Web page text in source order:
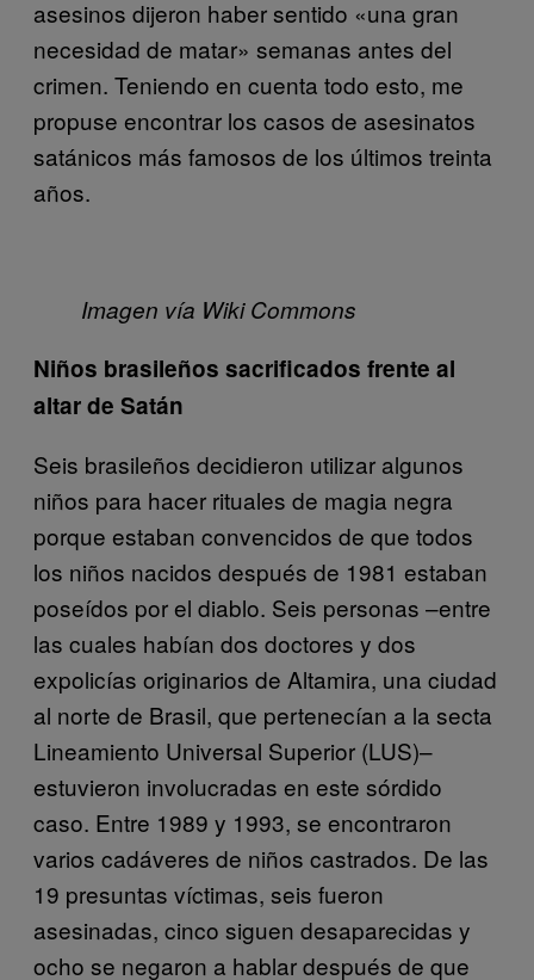
asesinos dijeron haber sentido «una gran
necesidad de matar» semanas antes del
crimen. Teniendo en cuenta todo esto, me
propuse encontrar los casos de asesinatos
satánicos más famosos de los últimos treinta
años.
Imagen vía Wiki Commons
Niños brasileños sacrificados frente al
altar de Satán
Seis brasileños decidieron utilizar algunos
niños para hacer rituales de magia negra
porque estaban convencidos de que todos
los niños nacidos después de 1981 estaban
poseídos por el diablo. Seis personas –entre
las cuales habían dos doctores y dos
expolicías originarios de Altamira, una ciudad
al norte de Brasil, que pertenecían a la secta
Lineamiento Universal Superior (LUS)–
estuvieron involucradas en este sórdido
caso. Entre 1989 y 1993, se encontraron
varios cadáveres de niños castrados. De las
19 presuntas víctimas, seis fueron
asesinadas, cinco siguen desaparecidas y
ocho se negaron a hablar después de que